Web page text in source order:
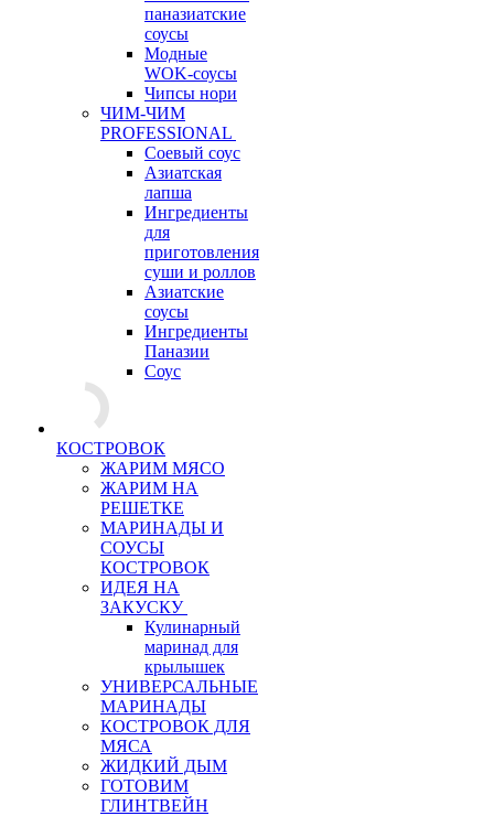
паназиатские
соусы
Модные
WOK-соусы
Чипсы нори
ЧИМ-ЧИМ
PROFESSIONAL
Соевый соус
Азиатская
лапша
Ингредиенты
для
приготовления
суши и роллов
Азиатские
соусы
Ингредиенты
Паназии
Соус
КОСТРОВОК
ЖАРИМ МЯСО
ЖАРИМ НА
РЕШЕТКЕ
МАРИНАДЫ И
СОУСЫ
КОСТРОВОК
ИДЕЯ НА
ЗАКУСКУ
Кулинарный
маринад для
крылышек
УНИВЕРСАЛЬНЫЕ
МАРИНАДЫ
КОСТРОВОК ДЛЯ
МЯСА
ЖИДКИЙ ДЫМ
ГОТОВИМ
ГЛИНТВЕЙН